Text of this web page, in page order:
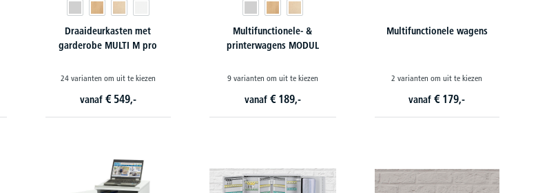
Draaideurkasten met
garderobe MULTI M pro
24 varianten om uit te kiezen
vanaf € 549,-
Multifunctionele- &
printerwagens MODUL
9 varianten om uit te kiezen
vanaf € 189,-
Multifunctionele wagens
2 varianten om uit te kiezen
vanaf€ 179,-